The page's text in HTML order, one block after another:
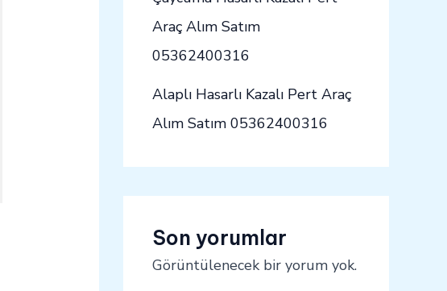
Araç Alım Satım
05362400316
Alaplı Hasarlı Kazalı Pert Araç
Alım Satım 05362400316
Son yorumlar
Görüntülenecek bir yorum yok.